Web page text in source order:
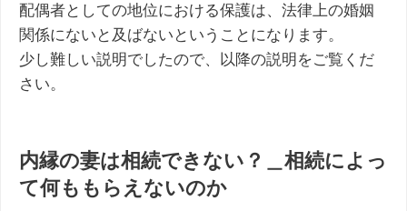
配偶者としての地位における保護は、法律上の婚姻
関係にないと及ばないということになります。
少し難しい説明でしたので、以降の説明をご覧くだ
さい。
内縁の妻は相続できない？＿相続によっ
て何ももらえないのか